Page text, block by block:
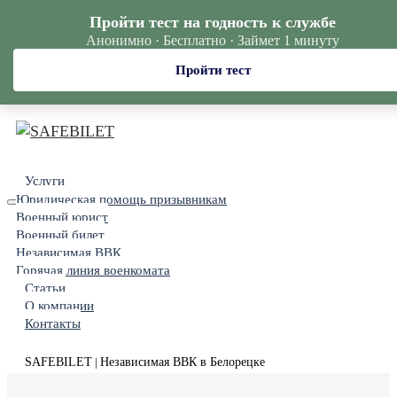
Услуги
Юридическая помощь призывникам
Военный юрист
Военный билет
Независимая ВВК
Горячая линия военкомата
Статьи
О компании
Контакты
SAFEBILET Независимая ВВК в Белорецке
Пройти тест на годность к службе
Анонимно · Бесплатно · Займет 1 минуту
Пройти тест